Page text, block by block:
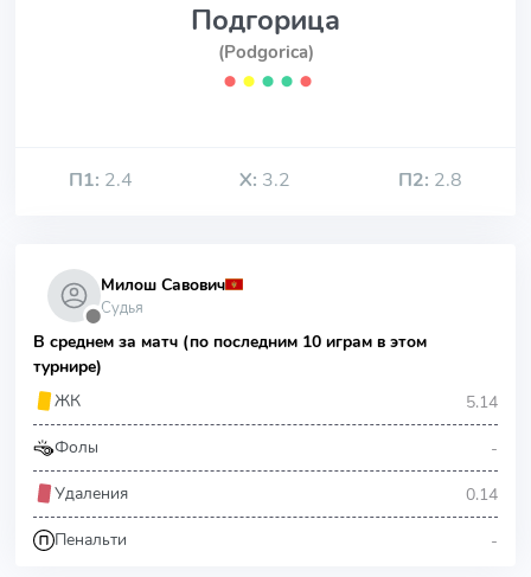
Подгорица
(Podgorica)
⬤ ⬤ ⬤ ⬤ ⬤
П1: 2.4 Х: 3.2 П2: 2.8
⬤
Милош Савович
Судья
В среднем за матч (по последним 10 играм в этом
турнире)
ЖК
5.14
Фолы -
Удаления 0.14
Пенальти -